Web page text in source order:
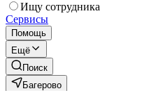
Ищу сотрудника
Сервисы
Помощь
Ещё
Поиск
Багерово